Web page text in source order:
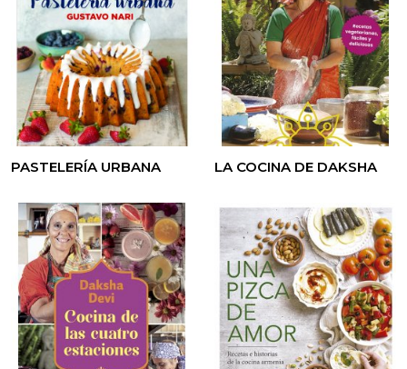
PASTELERÍA URBANA LA COCINA DE DAKSHA